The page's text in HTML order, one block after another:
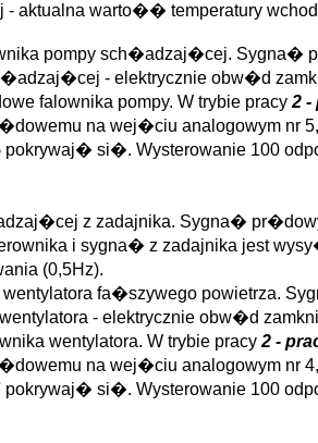
- aktualna warto�� temperatury
pompy sch�adzaj�cej. Sygna�
- elektrycznie obw�d
falownika pompy. W trybie pracy 2 -
na wej�ciu analogowym nr
pokrywaj� si�. Wysterowanie 100
z zadajnika. Sygna�
i sygna� z zadajnika jest
(0,5Hz).
wentylatora fa�szywego powietrza.
wentylatora - elektrycznie obw�d
wentylatora. W trybie pracy 2 -
na wej�ciu analogowym nr
pokrywaj� si�. Wysterowanie 100